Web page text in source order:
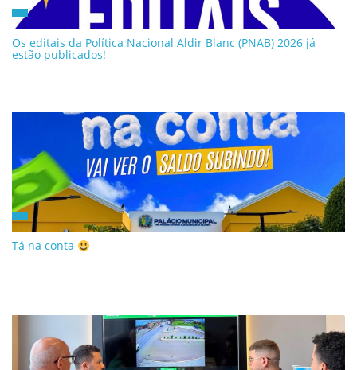
Os editais da Política Nacional Aldir Blanc (PNAB) 2026 já
estão publicados!
Tá na conta